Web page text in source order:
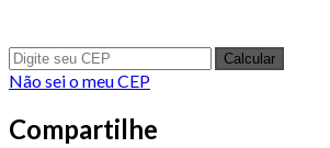
Calcular
Não sei o meu CEP
Compartilhe